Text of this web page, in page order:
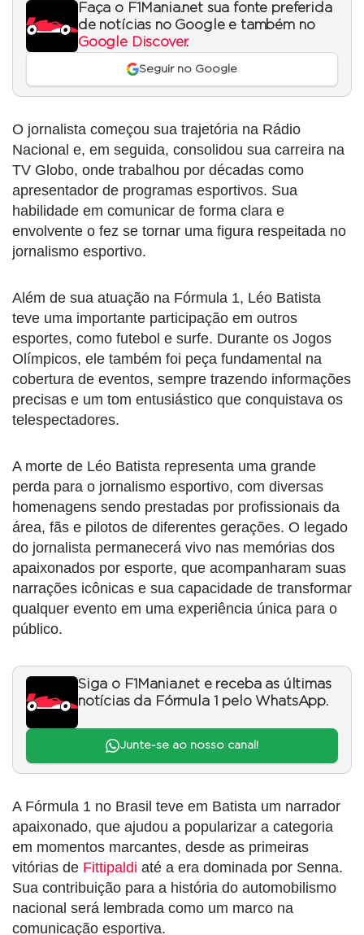
Faça o F1Mania.net sua fonte preferida
de notícias no Google e também no
Google Discover.
Seguir no Google
O jornalista começou sua trajetória na Rádio
Nacional e, em seguida, consolidou sua carreira na
TV Globo, onde trabalhou por décadas como
apresentador de programas esportivos. Sua
habilidade em comunicar de forma clara e
envolvente o fez se tornar uma figura respeitada no
jornalismo esportivo.
Além de sua atuação na Fórmula 1, Léo Batista
teve uma importante participação em outros
esportes, como futebol e surfe. Durante os Jogos
Olímpicos, ele também foi peça fundamental na
cobertura de eventos, sempre trazendo informações
precisas e um tom entusiástico que conquistava os
telespectadores.
A morte de Léo Batista representa uma grande
perda para o jornalismo esportivo, com diversas
homenagens sendo prestadas por profissionais da
área, fãs e pilotos de diferentes gerações. O legado
do jornalista permanecerá vivo nas memórias dos
apaixonados por esporte, que acompanharam suas
narrações icônicas e sua capacidade de transformar
qualquer evento em uma experiência única para o
público.
Siga o F1Mania.net e receba as últimas
notícias da Fórmula 1 pelo WhatsApp.
Junte-se ao nosso canal!
A Fórmula 1 no Brasil teve em Batista um narrador
apaixonado, que ajudou a popularizar a categoria
em momentos marcantes, desde as primeiras
vitórias de Fittipaldi até a era dominada por Senna.
Sua contribuição para a história do automobilismo
nacional será lembrada como um marco na
comunicação esportiva.